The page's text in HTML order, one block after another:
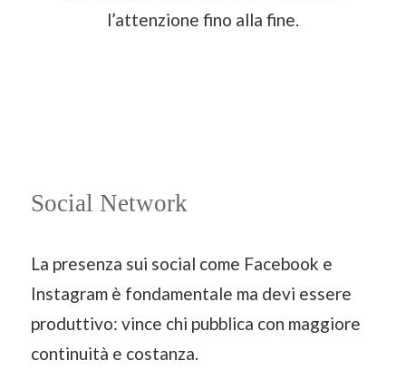
l’attenzione fino alla fine.
Social Network
La presenza sui social come Facebook e
Instagram è fondamentale ma devi essere
produttivo: vince chi pubblica con maggiore
continuità e costanza.